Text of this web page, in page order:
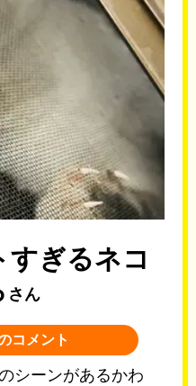
すぎるネコ
さん
コメント
シーンがあるかわ